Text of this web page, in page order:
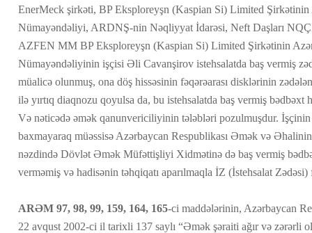
EnerMeck şirkəti, BP Eksploreyşn (Kaspian Si) Limited Şirkətinin
Nümayəndəliyi, ARDNŞ-nin Nəqliyyat İdarəsi, Neft Daşları
AZFEN MM BP Eksploreyşn (Kaspian Si) Limited Şirkətinin
Nümayəndəliyinin işçisi Əli Cavanşirov istehsalatda baş vermiş
müalicə olunmuş, ona döş hissəsinin fəqərəarası disklərinin
ilə yırtıq diaqnozu qoyulsa da, bu istehsalatda baş vermiş bədbəxt
Və nəticədə əmək qanunvericiliyinin tələbləri pozulmuşdur.
baxmayaraq müəssisə Azərbaycan Respublikası Əmək və
nəzdində Dövlət Əmək Müfəttişliyi Xidmətinə də baş vermiş
verməmiş və hadisənin təhqiqatı aparılmaqla İZ (İstehsalat
ARƏM 97, 98, 99, 159, 164, 165-ci maddələrinin, Azərbaycan
22 avqust 2002-ci il tarixli 137 saylı “Əmək şəraiti ağır və zərərli